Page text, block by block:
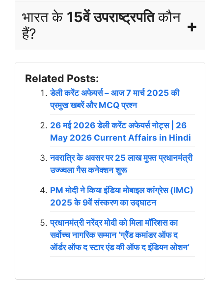
भारत के 15वें उपराष्ट्रपतिकौन
हैं?
Related Posts:
डेली करेंट अफेयर्स – आज 7 मार्च 2025 की
प्रमुख खबरें और MCQ प्रश्न
26 मई 2026 डेली करेंट अफेयर्स नोट्स | 26
May 2026 Current Affairs in Hindi
नवरात्रि के अवसर पर 25 लाख मुफ्त प्रधानमंत्री
उज्ज्वला गैस कनेक्शन शुरू
PM मोदी ने किया इंडिया मोबाइल कांग्रेस (IMC)
2025 के 9वें संस्करण का उद्घाटन
प्रधानमंत्री नरेंद्र मोदी को मिला मॉरिशस का
सर्वोच्च नागरिक सम्मान ‘ग्रैंड कमांडर ऑफ द
ऑर्डर ऑफ द स्टार एंड की ऑफ द इंडियन ओशन’